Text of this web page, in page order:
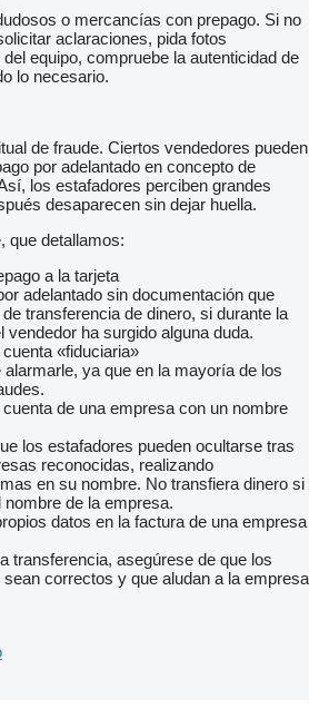
o mercancías con prepago. Si no
aclaraciones, pida fotos
equipo, compruebe la autenticidad de
lo necesario.
de fraude. Ciertos vendedores pueden
por adelantado en concepto de
los estafadores perciben grandes
desaparecen sin dejar huella.
que detallamos:
a la tarjeta
adelantado sin documentación que
transferencia de dinero, si durante la
vendedor ha surgido alguna duda.
«fiduciaria»
ya que en la mayoría de los
de una empresa con un nombre
los estafadores pueden ocultarse tras
reconocidas, realizando
en su nombre. No transfiera dinero si
de la empresa.
datos en la factura de una empresa
transferencia, asegúrese de que los
correctos y que aludan a la empresa